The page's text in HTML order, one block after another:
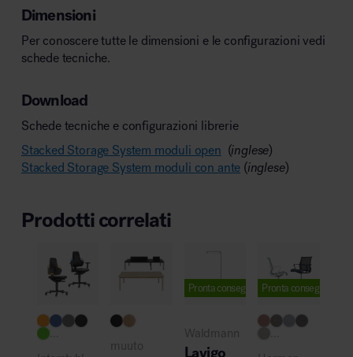
Dimensioni
Per conoscere tutte le dimensioni e le configurazioni vedi
schede tecniche.
Download
Schede tecniche e configurazioni librerie
Stacked Storage System moduli open (inglese)
Stacked Storage System moduli con ante (inglese)
Prodotti correlati
...
muuto
Pronta consegna
Waldmann
Lavigo
Pronta consegna